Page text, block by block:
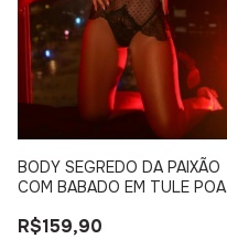
BODY SEGREDO DA PAIXÃO
COM BABADO EM TULE POA
R$159,90